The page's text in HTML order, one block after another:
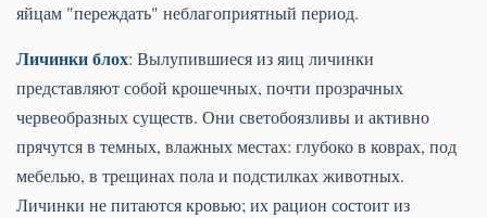
яйцам "переждать" неблагоприятный период.
Личинки блох: Вылупившиеся из яиц личинки
представляют собой крошечных, почти прозрачных
червеобразных существ. Они светобоязливы и активно
прячутся в темных, влажных местах: глубоко в коврах, под
мебелью, в трещинах пола и подстилках животных.
Личинки не питаются кровью; их рацион состоит из